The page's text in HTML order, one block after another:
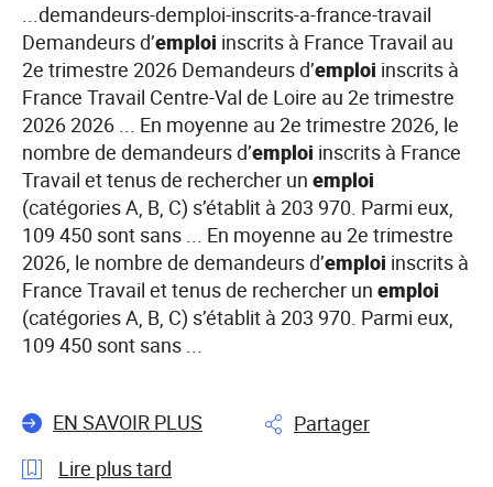
...demandeurs-demploi-inscrits-a-france-travail
Demandeurs d’emploi inscrits à France Travail au
2e trimestre 2026 Demandeurs d’emploi inscrits à
France Travail Centre-Val de Loire au 2e trimestre
2026 2026 ... En moyenne au 2e trimestre 2026, le
nombre de demandeurs d’emploi inscrits à France
Travail et tenus de rechercher un emploi
(catégories A, B, C) s’établit à 203 970. Parmi eux,
109 450 sont sans ... En moyenne au 2e trimestre
2026, le nombre de demandeurs d’emploi inscrits à
France Travail et tenus de rechercher un emploi
(catégories A, B, C) s’établit à 203 970. Parmi eux,
109 450 sont sans ...
EN SAVOIR PLUS
Partager
Lire plus tard